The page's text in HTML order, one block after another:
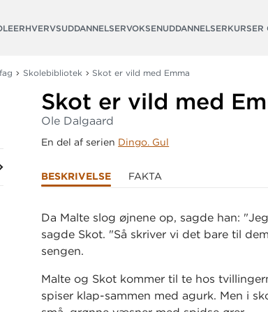
ERHVERVSUDDANNELSERVOKSENUDDANNELSERKURSER
Skolebibliotek Skot er vild med Emma
Skot er vild med
Ole Dalgaard
En del af serien Dingo. Gul
BESKRIVELSE FAKTA
Da Malte slog øjnene op, sagde han:
sagde Skot. "Så skriver vi det bare til
sengen.
Malte og Skot kommer til te hos
spiser klap-sammen med agurk. Men i